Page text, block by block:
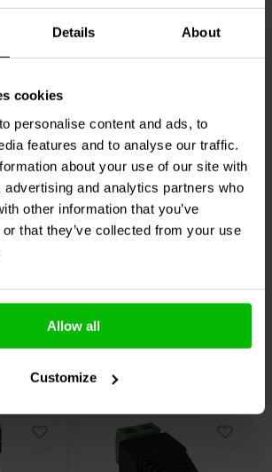
Details About
cookies
personalise content and ads, to
features and to analyse our traffic.
about your use of our site with
advertising and analytics partners who
other information that you’ve
that they’ve collected from your use
Allow all
Customize
8 mm
Khadas
Balanced RCA
Connector Plug Red
0
klantbeoordelingen
Vergleichen